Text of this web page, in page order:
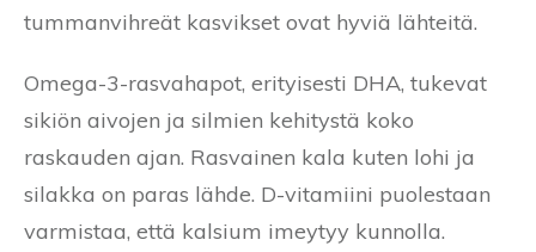
tummanvihreät kasvikset ovat hyviä lähteitä.
Omega-3-rasvahapot, erityisesti DHA, tukevat
sikiön aivojen ja silmien kehitystä koko
raskauden ajan. Rasvainen kala kuten lohi ja
silakka on paras lähde. D-vitamiini puolestaan
varmistaa, että kalsium imeytyy kunnolla.